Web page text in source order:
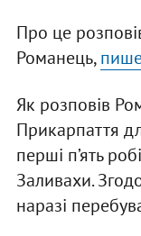
Про це
Романець,
Як розповів
Прикарпаття
перші п’ять
Заливахи.
наразі